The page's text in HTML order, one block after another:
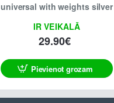
IR VEIKALĀ
universal with weights silver
29.90€
Pievienot grozam